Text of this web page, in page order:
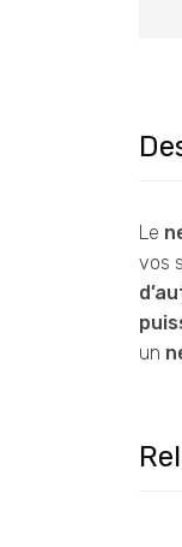
Le
vos
un